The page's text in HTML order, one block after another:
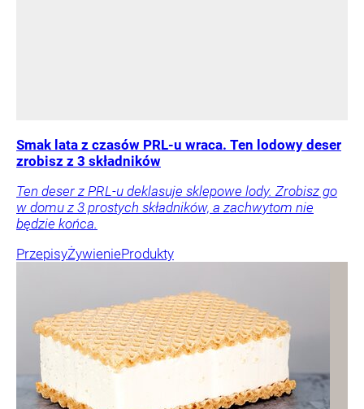
Smak lata z czasów PRL-u wraca. Ten lodowy deser
zrobisz z 3 składników
Ten deser z PRL-u deklasuje sklepowe lody. Zrobisz go
w domu z 3 prostych składników, a zachwytom nie
będzie końca.
PrzepisyŻywienieProdukty